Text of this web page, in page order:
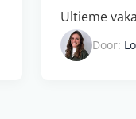
Ultieme
Door: